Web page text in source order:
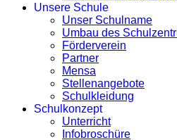
Unsere Schule
Unser Schulname
Umbau des
Förderverein
Partner
Mensa
Stellenangebote
Schulkleidung
Schulkonzept
Unterricht
Infobroschüre